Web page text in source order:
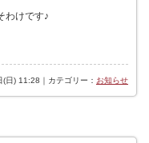
わけです♪
日) 11:28｜カテゴリー： お知らせ